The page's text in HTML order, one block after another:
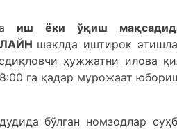
иш ёки ўқиш
шаклда иштирок
ҳужжатни илова
га қадар мурожаат
бўлган номзодлар